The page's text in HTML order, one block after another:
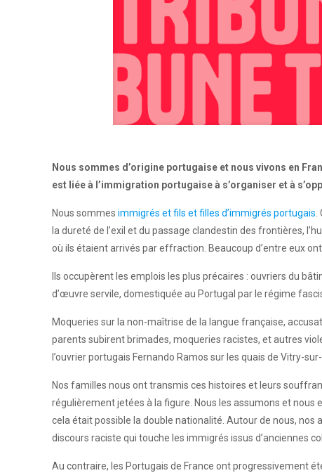
Nous sommes d’origine portugaise et nous vivons en
est liée à l’immigration portugaise à s’organiser et à
Nous sommesimmigrés et fils et filles d’immigrés portugais
la dureté de l’exil et du passage clandestin des frontières,
où ils étaient arrivés par effraction. Beaucoup d’entre eux
Ils occupèrent les emplois les plus précaires : ouvriers du
d’œuvre servile, domestiquée au Portugal par le régime
Moqueries sur la non-maîtrise de la langue française,
parents subirent brimades, moqueries racistes, et autres
l’ouvrier portugais Fernando Ramos sur les quais de Vitry-
Nos familles nous ont transmis ces histoires et leurs
régulièrement jetées à la figure. Nous les assumons et nous
cela était possible la double nationalité. Autour de nous, nos
discours raciste qui touche les immigrés issus d’anciennes
Au contraire, les Portugais de France ont progressivement